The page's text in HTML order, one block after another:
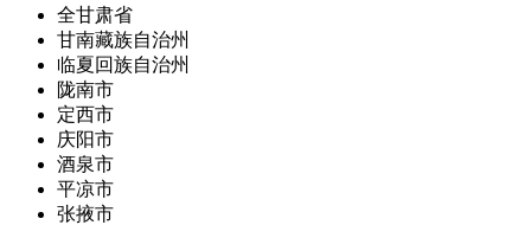
全甘肃省
甘南藏族自治州
临夏回族自治州
陇南市
定西市
庆阳市
酒泉市
平凉市
张掖市